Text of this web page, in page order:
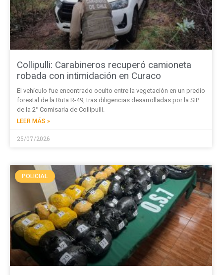
Collipulli: Carabineros recuperó camioneta
robada con intimidación en Curaco
El vehículo fue encontrado oculto entre la vegetación en un predio
forestal de la Ruta R-49, tras diligencias desarrolladas por la SIP
de la 2° Comisaría de Collipulli.
LEER MÁS »
25/07/2026
POLICIAL